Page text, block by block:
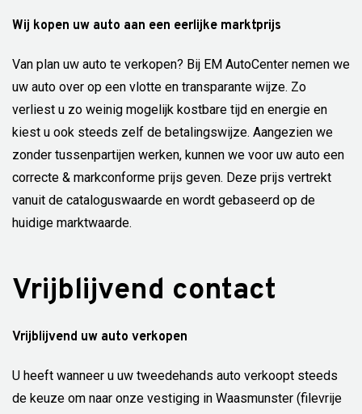
Wij kopen uw auto aan een eerlijke marktprijs
Van plan uw auto te verkopen? Bij EM AutoCenter nemen we
uw auto over op een vlotte en transparante wijze. Zo
verliest u zo weinig mogelijk kostbare tijd en energie en
kiest u ook steeds zelf de betalingswijze. Aangezien we
zonder tussenpartijen werken, kunnen we voor uw auto een
correcte & markconforme prijs geven. Deze prijs vertrekt
vanuit de cataloguswaarde en wordt gebaseerd op de
huidige marktwaarde.
Vrijblijvend contact
Vrijblijvend uw auto verkopen
U heeft wanneer u uw tweedehands auto verkoopt steeds
de keuze om naar onze vestiging in Waasmunster (filevrije